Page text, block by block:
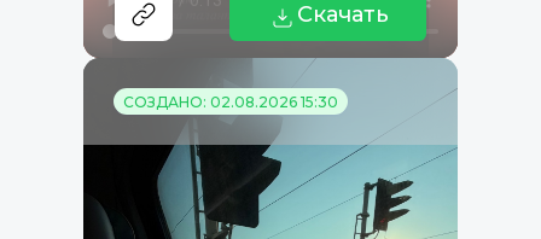
Скачать
СОЗДАНО: 02.08.2026 15:30